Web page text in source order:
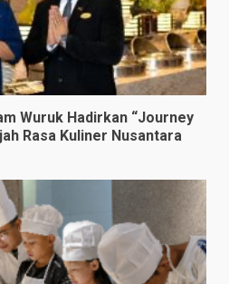
Wuruk Hadirkan “Journey
Rasa Kuliner Nusantara